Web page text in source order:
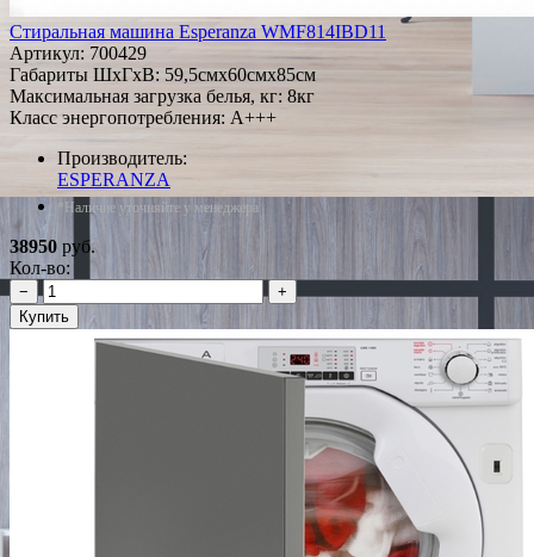
Стиральная машина Esperanza WMF814IBD11
Артикул: 700429
Габариты ШxГxВ: 59,5смx60смx85см
Максимальная загрузка белья, кг: 8кг
Класс энергопотребления: A+++
Производитель:
ESPERANZA
*Наличие уточняйте у менеджера
38950 руб.
Кол-во:
−
+
Купить